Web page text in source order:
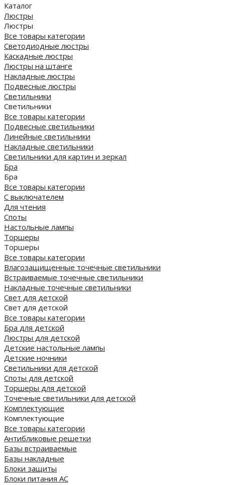
Каталог
Люстры
Люстры
Все товары категории
Светодиодные люстры
Каскадные люстры
Люстры на штанге
Накладные люстры
Подвесные люстры
Светильники
Светильники
Все товары категории
Подвесные светильники
Линейные светильники
Накладные светильники
Светильники для картин и зеркал
Бра
Бра
Все товары категории
С выключателем
Для чтения
Споты
Настольные лампы
Торшеры
Торшеры
Все товары категории
Влагозащищенные точечные светильники
Встраиваемые точечные светильники
Накладные точечные светильники
Свет для детской
Свет для детской
Все товары категории
Бра для детской
Люстры для детской
Детские настольные лампы
Детские ночники
Светильники для детской
Споты для детской
Торшеры для детской
Точечные светильники для детской
Комплектующие
Комплектующие
Все товары категории
Антибликовые решетки
Базы встраиваемые
Базы накладные
Блоки защиты
Блоки питания AC